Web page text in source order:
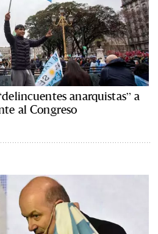
anarquistas” a
al Congreso